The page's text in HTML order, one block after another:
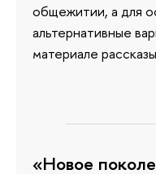
общежитии, а для
альтернативные
материале
«Новое